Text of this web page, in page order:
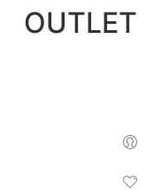
דלג
לתוכן
OUTLET